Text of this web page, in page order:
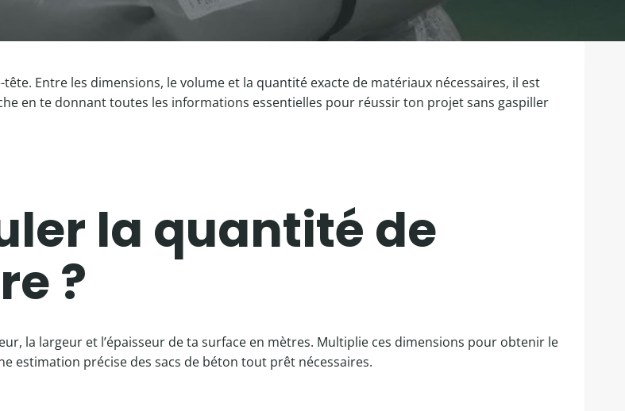
Entre les dimensions, le volume et la quantité exacte de matériaux nécessaires, il est
en te donnant toutes les informations essentielles pour réussir ton projet sans gaspiller
la quantité de
?
la largeur et l’épaisseur de ta surface en mètres. Multiplie ces dimensions pour obtenir le
estimation précise des sacs de béton tout prêt nécessaires.